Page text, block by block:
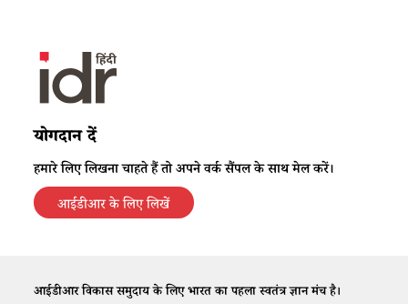
योगदान दें
हमारे लिए लिखना चाहते हैं तो अपने वर्क सैंपल के साथ मेल करें।
आईडीआर के लिए लिखें
आईडीआर विकास समुदाय के लिए भारत का पहला स्वतंत्र ज्ञान मंच है।